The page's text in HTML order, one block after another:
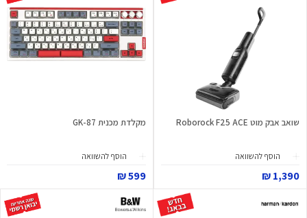
שואב אבק מוט Roborock F25 ACE
הוסף להשוואה
1,390 ₪
מקלדת מכנית GK-87
הוסף להשוואה
599 ₪